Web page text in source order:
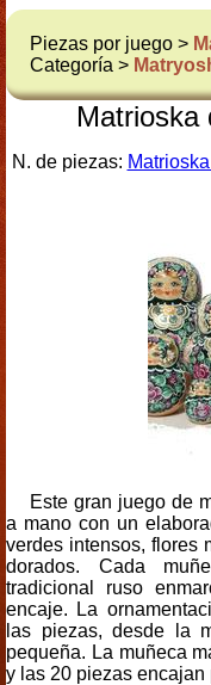
Piezas por juego >
Categoría >
Matrioska
N. de piezas:
Este gran juego de
a mano con un
verdes intensos, flores
dorados. Cada
tradicional ruso
encaje. La
las piezas, desde la
pequeña. La muñeca
y las 20 piezas encajan